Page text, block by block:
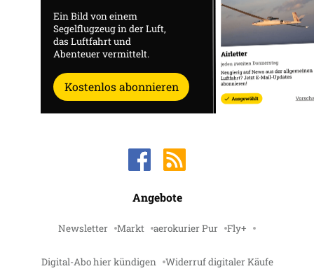
Ein Bild von einem
Segelflugzeug in der Luft,
das Luftfahrt und
Abenteuer vermittelt.
Kostenlos abonnieren
Angebote
Newsletter Markt aerokurier Pur Fly+
Digital-Abo hier kündigen Widerruf digitaler Käufe